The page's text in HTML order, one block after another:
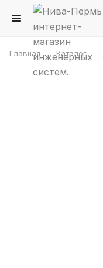
Главная Каталог